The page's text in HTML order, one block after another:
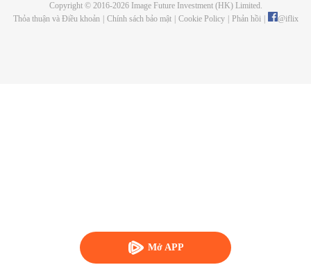
Mở APP
Copyright © 2016-2026Image Future Investment (HK) Limited.
Thỏa thuận và Điều khoản
Chính sách bảo mật Cookie Policy Phản hồi @iflix